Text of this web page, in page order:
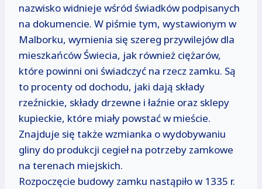
nazwisko widnieje wśród świadków podpisanych
na dokumencie. W piśmie tym, wystawionym w
Malborku, wymienia się szereg przywilejów dla
mieszkańców Świecia, jak również ciężarów,
które powinni oni świadczyć na rzecz zamku. Są
to procenty od dochodu, jaki dają składy
rzeźnickie, składy drzewne i łaźnie oraz sklepy
kupieckie, które miały powstać w mieście.
Znajduje się także wzmianka o wydobywaniu
gliny do produkcji cegieł na potrzeby zamkowe
na terenach miejskich.
Rozpoczęcie budowy zamku nastąpiło w 1335 r.